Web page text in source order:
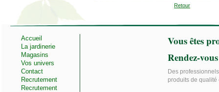
Retour
Accueil
La jardinerie
Magasins
Vos univers
Contact
Recrutement
Recrutement
Vous êtes
Rendez-
Des
produits de qualité